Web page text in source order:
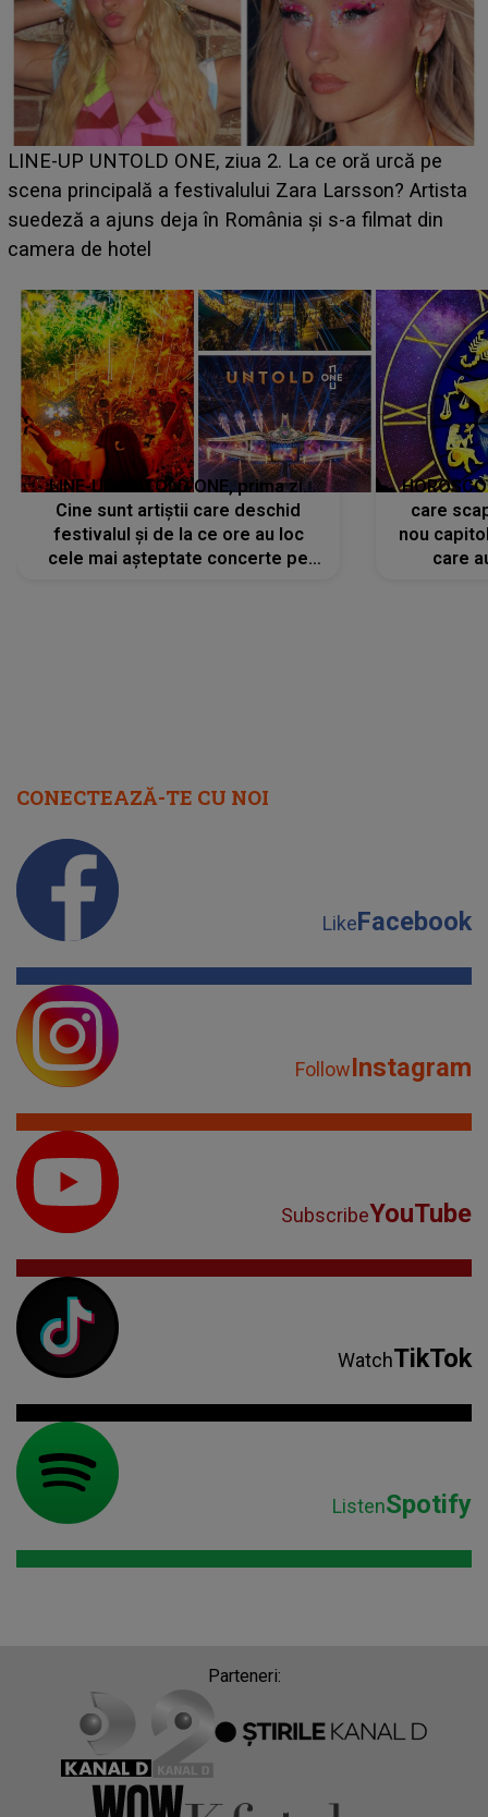
Ce a dezvăluit noua concurentă din "Casa Iubirii" l-a
luat prin surprindere pe Emanuel. CINE ESTE
BĂIATUL VIZAT de Alexandra?! Aflându-se în fața
faptului împlinit, A RECUNOSCUT IMEDIAT: "Am
LINE-UP UNTOLD ONE, prima zi.
Cine sunt artiștii care deschid
festivalul și de la ce ore au loc
cele mai așteptate concerte pe
care
nou
care
CONECTEAZĂ-TE CU NOI
LikeFacebook
FollowInstagram
SubscribeYouTube
WatchTikTok
ListenSpotify
Parteneri: